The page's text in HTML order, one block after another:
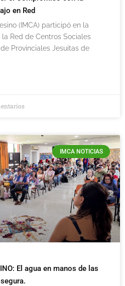
en Red
(IMCA) participó en la
Red de Centros Sociales
Provinciales Jesuitas de
IMCA NOTICIAS
El agua en manos de las